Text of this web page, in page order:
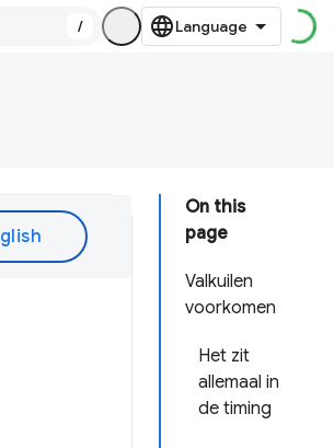
/
On this
page
Valkuilen
voorkomen
Het zit
allemaal in
de timing